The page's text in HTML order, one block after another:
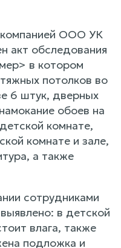
компанией ООО УК
акт обследования
в котором
потолков во
6 штук, дверных
обоев на
комнате,
комнате и зале,
а также
сотрудниками
в детской
влага, также
подложка и